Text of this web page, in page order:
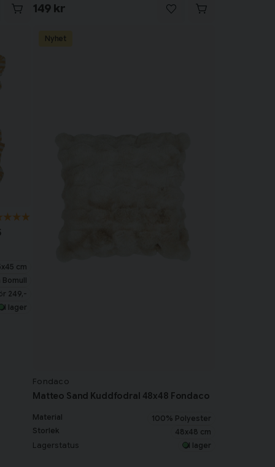
149 kr
cm
249,-
I lager
Fondaco
Matteo Sand Kuddfodral 48x48 Fondaco
Material
100% Polyester
Storlek
48x48 cm
Lagerstatus I lager
Nyhet